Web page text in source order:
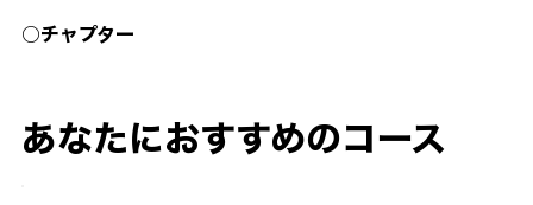
○チャプター
あなたにおすすめのコース